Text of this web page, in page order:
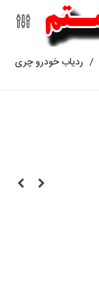
/ ردیاب خودرو چری